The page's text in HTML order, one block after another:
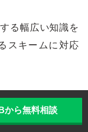
る幅広い知識を
スキームに対応
あれば、今まで
活用して最適な
から無料相談